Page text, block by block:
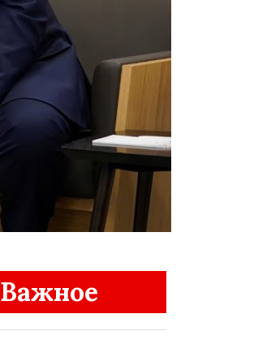
Важное